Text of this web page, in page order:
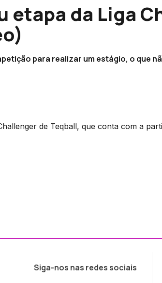
etapa da Liga
para realizar um estágio, o que
de Teqball, que conta com a
Siga-nos nas redes sociais